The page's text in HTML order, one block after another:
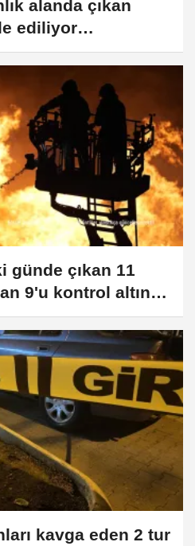
alanda çıkan
ediliyor
günde çıkan 11
9'u kontrol altına
kavga eden 2 tur